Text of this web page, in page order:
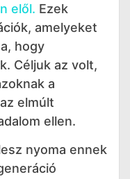
elől. Ezek
amelyeket
hogy
Céljuk az volt,
a
elmúlt
ellen.
nyoma ennek